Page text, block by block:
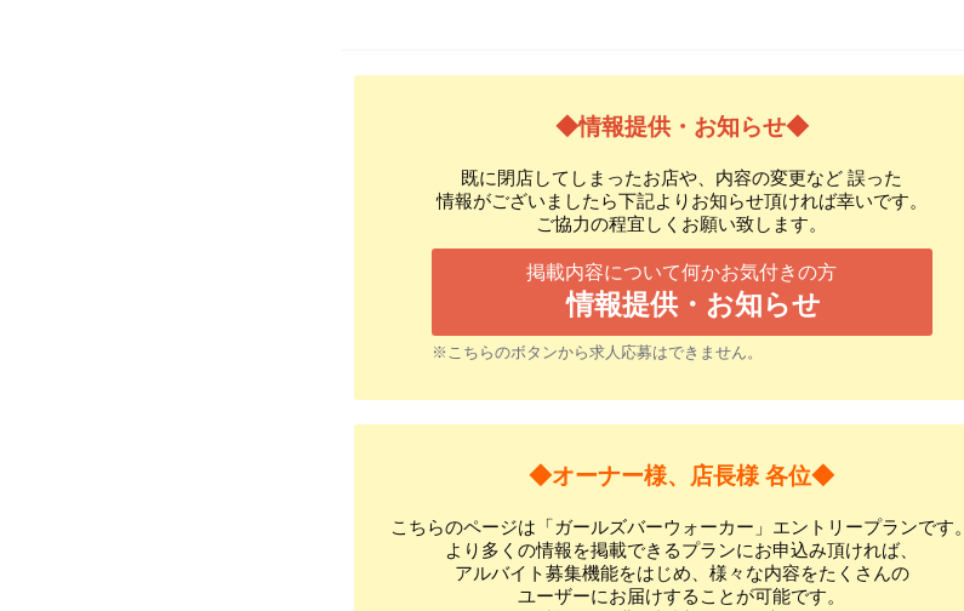
◆情報提供・お知らせ◆
既に閉店してしまったお店や、内容の変更など 誤った
情報がございましたら下記よりお知らせ頂ければ幸いです。
ご協力の程宜しくお願い致します。
掲載内容について何かお気付きの方
情報提供・お知らせ
※こちらのボタンから求人応募はできません。
◆オーナー様、店長様 各位◆
こちらのページは「ガールズバーウォーカー」エントリープランです。
より多くの情報を掲載できるプランにお申込み頂ければ、
アルバイト募集機能をはじめ、様々な内容をたくさんの
ユーザーにお届けすることが可能です。